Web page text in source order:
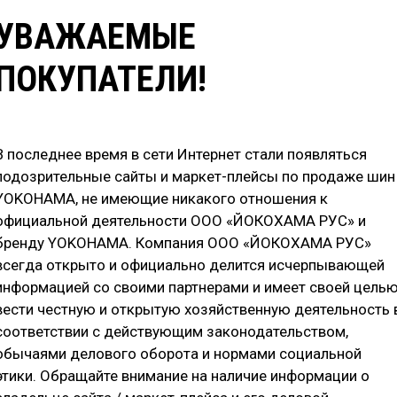
ХАРАКТЕРИСТИКИ ДОСТУПНЫЕ ТИПОРАЗМЕРЫ
последнее время в сети Интернет стали появляться
сайты и маркет-плейсы по продаже шин
не имеющие никакого отношения к
деятельности ООО «ЙОКОХАМА РУС» и
YOKOHAMA. Компания ООО «ЙОКОХАМА РУС»
открыто и официально делится исчерпывающей
со своими партнерами и имеет своей целью
честную и открытую хозяйственную деятельность
с действующим законодательством,
делового оборота и нормами социальной
Обращайте внимание на наличие информации о